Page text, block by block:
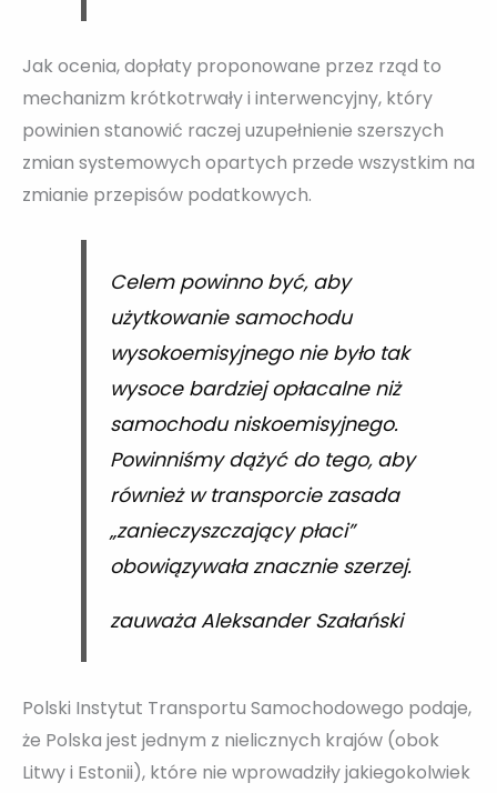
Jak ocenia, dopłaty proponowane przez rząd to
mechanizm krótkotrwały i interwencyjny, który
powinien stanowić raczej uzupełnienie szerszych
zmian systemowych opartych przede wszystkim na
zmianie przepisów podatkowych.
Celem powinno być, aby
użytkowanie samochodu
wysokoemisyjnego nie było tak
wysoce bardziej opłacalne niż
samochodu niskoemisyjnego.
Powinniśmy dążyć do tego, aby
również w transporcie zasada
„zanieczyszczający płaci”
obowiązywała znacznie szerzej.
zauważa Aleksander Szałański
Polski Instytut Transportu Samochodowego podaje,
że Polska jest jednym z nielicznych krajów (obok
Litwy i Estonii), które nie wprowadziły jakiegokolwiek